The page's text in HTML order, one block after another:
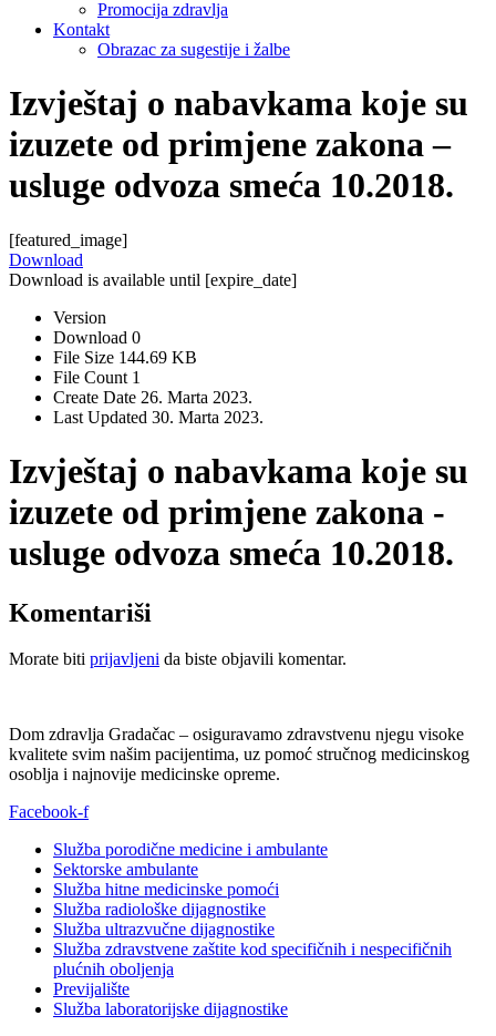
Promocija zdravlja
Kontakt
Obrazac za sugestije i žalbe
Izvještaj o nabavkama koje su
izuzete od primjene zakona –
usluge odvoza smeća 10.2018.
[featured_image]
Download
Download is available until [expire_date]
Version
Download 0
File Size 144.69 KB
File Count 1
Create Date 26. Marta 2023.
Last Updated 30. Marta 2023.
Izvještaj o nabavkama koje su
izuzete od primjene zakona -
usluge odvoza smeća 10.2018.
Komentariši
Morate biti prijavljeni da biste objavili komentar.
Dom zdravlja Gradačac – osiguravamo zdravstvenu njegu visoke
kvalitete svim našim pacijentima, uz pomoć stručnog medicinskog
osoblja i najnovije medicinske opreme.
Facebook-f
Služba porodične medicine i ambulante
Sektorske ambulante
Služba hitne medicinske pomoći
Služba radiološke dijagnostike
Služba ultrazvučne dijagnostike
Služba zdravstvene zaštite kod specifičnih i nespecifičnih
plućnih oboljenja
Previjalište
Služba laboratorijske dijagnostike